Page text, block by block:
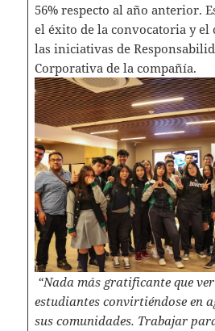
56% respecto al año anterior.
el éxito de la convocatoria y el
las iniciativas de
Corporativa de la compañía.
“Nada más gratificante que
estudiantes convirtiéndose en
sus comunidades. Trabajar